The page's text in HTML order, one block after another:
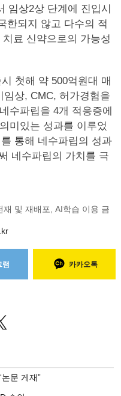
임상2상 단계에 진입시
한되지 않고 다수의 적
료 신약으로의 가능성
첫해 약 500억원대 매
상, CMC, 허가경험을
수파립을 4개 적응증에
미있는 성과를 이루었
통해 네수파립의 성과
네수파립의 가치를 극
및 재배포, AI학습 이용 금
램 카카오톡
논문 게재”